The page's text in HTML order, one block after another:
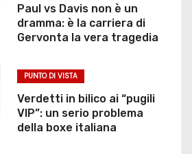
Paul vs Davis non è un
dramma: è la carriera di
Gervonta la vera tragedia
PUNTO DI VISTA
Verdetti in bilico ai “pugili
VIP”: un serio problema
della boxe italiana